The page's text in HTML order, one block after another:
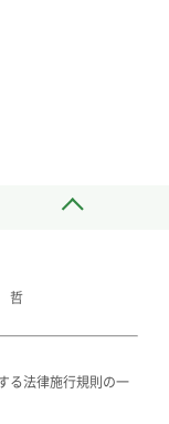
哲
る法律施行規則の一